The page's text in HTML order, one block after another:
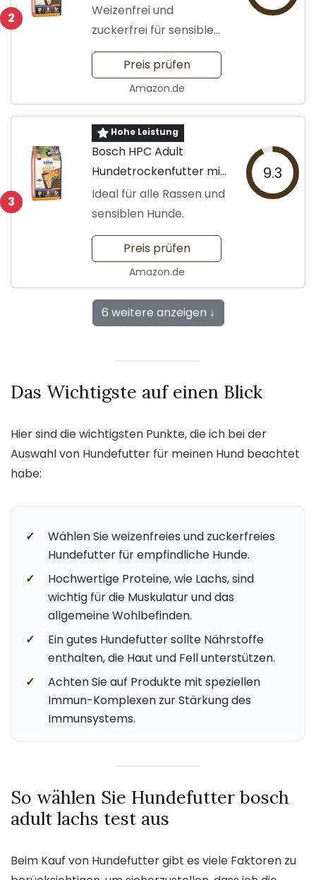
2
Lachs
Weizenfrei und
zuckerfrei für sensible
Hunde
Preis prüfen
Amazon.de
3
Hohe Leistung
Bosch HPC Adult
Hundetrockenfutter mit
Lachs
Ideal für alle Rassen und
sensiblen Hunde.
9.3
Preis prüfen
Amazon.de
6 weitere anzeigen ↓
Das Wichtigste auf einen Blick
Hier sind die wichtigsten Punkte, die ich bei der
Auswahl von Hundefutter für meinen Hund beachtet
habe:
✓
Wählen Sie weizenfreies und zuckerfreies
Hundefutter für empfindliche Hunde.
✓
Hochwertige Proteine, wie Lachs, sind
wichtig für die Muskulatur und das
allgemeine Wohlbefinden.
✓
Ein gutes Hundefutter sollte Nährstoffe
enthalten, die Haut und Fell unterstützen.
✓
Achten Sie auf Produkte mit speziellen
Immun-Komplexen zur Stärkung des
Immunsystems.
So wählen Sie Hundefutter bosch
adult lachs test aus
Beim Kauf von Hundefutter gibt es viele Faktoren zu